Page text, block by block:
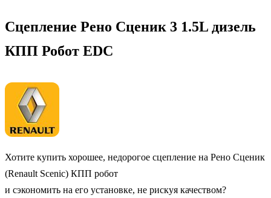
Cцепление Рено Сценик 3 1.5L дизель
КПП Робот EDC
Хотите купить хорошее, недорогое сцепление на Рено Сценик
(Renault Scenic) КПП робот
и сэкономить на его установке, не рискуя качеством?